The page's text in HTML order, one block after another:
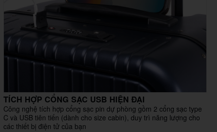
TÍCH HỢP CỔNG SẠC USB HIỆN ĐẠI
Công nghệ tích hợp cổng sạc pin dự phòng gồm 2 cổng sạc type
C và USB tiên tiến (dành cho size cabin), duy trì năng lượng cho
các thiết bị điện tử của bạn